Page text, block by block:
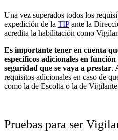
Una vez superados todos los
expedición de la TIPante la
acredita la habilitación como
Es importante tener en cuenta
específicos adicionales en
seguridad que se vaya a prestar.
requisitos adicionales en caso de
como la de Escolta o la de
Pruebas para ser